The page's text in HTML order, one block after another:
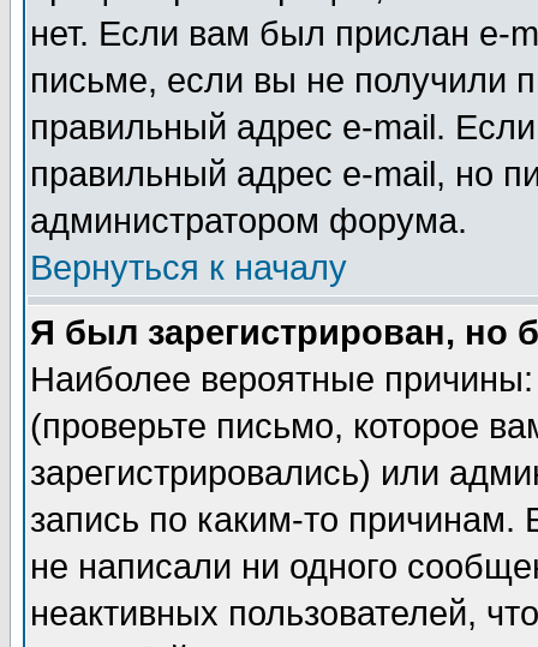
нет. Если вам был прислан e-
письме, если вы не получили
правильный адрес e-mail.
правильный адрес e-mail, но
администратором форума.
Вернуться к началу
Я был зарегистрирован, но
Наиболее вероятные
(проверьте письмо, которое
зарегистрировались) или
запись по каким-то
не написали ни одного
неактивных пользователей,